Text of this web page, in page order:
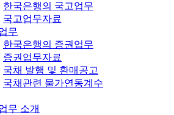
한국은행의 국고업무
국고업무자료
무
한국은행의 증권업무
증권업무자료
국채 발행 및 환매공고
국채관련 물가연동계수
무 소개